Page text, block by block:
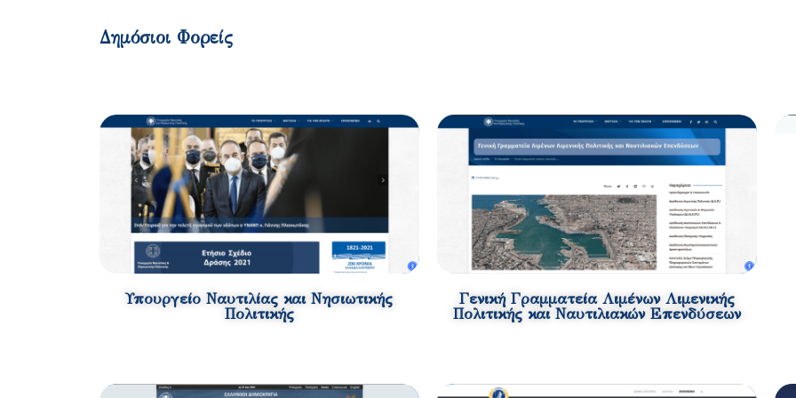
Δημόσιοι Φορείς
Υπουργείο Ναυτιλίας και Νησιωτικής
Πολιτικής
Γενική Γραμματεία Λιμένων Λιμενικής
Πολιτικής και Ναυτιλιακών Επενδύσεων